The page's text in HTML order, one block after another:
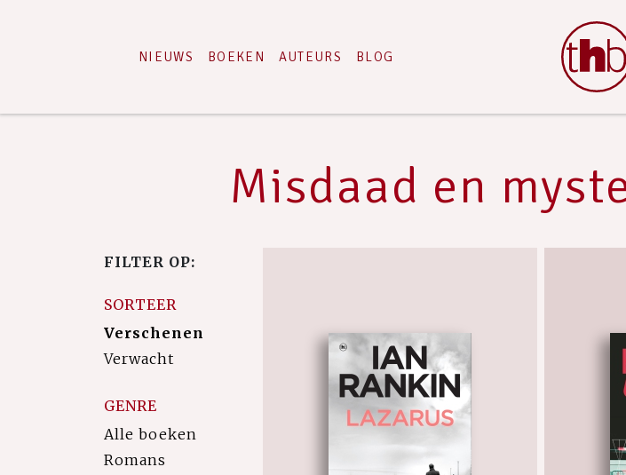
NIEUWS BOEKEN AUTEURS BLOG
Misdaad en
FILTER OP:
SORTEER
Verschenen
Verwacht
GENRE
Alle boeken
Romans